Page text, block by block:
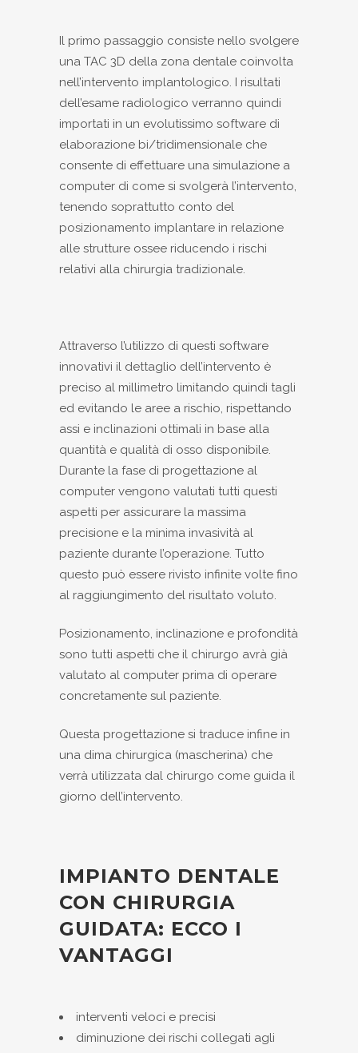
Il primo passaggio consiste nello svolgere
una TAC 3D della zona dentale coinvolta
nell’intervento implantologico. I risultati
dell’esame radiologico verranno quindi
importati in un evolutissimo software di
elaborazione bi/tridimensionale che
consente di effettuare una simulazione a
computer di come si svolgerà l’intervento,
tenendo soprattutto conto del
posizionamento implantare in relazione
alle strutture ossee riducendo i rischi
relativi alla chirurgia tradizionale.
Attraverso l’utilizzo di questi software
innovativi il dettaglio dell’intervento è
preciso al millimetro limitando quindi tagli
ed evitando le aree a rischio, rispettando
assi e inclinazioni ottimali in base alla
quantità e qualità di osso disponibile.
Durante la fase di progettazione al
computer vengono valutati tutti questi
aspetti per assicurare la massima
precisione e la minima invasività al
paziente durante l’operazione. Tutto
questo può essere rivisto infinite volte fino
al raggiungimento del risultato voluto.
Posizionamento, inclinazione e profondità
sono tutti aspetti che il chirurgo avrà già
valutato al computer prima di operare
concretamente sul paziente.
Questa progettazione si traduce infine in
una dima chirurgica (mascherina) che
verrà utilizzata dal chirurgo come guida il
giorno dell’intervento.
IMPIANTO DENTALE
CON CHIRURGIA
GUIDATA: ECCO I
VANTAGGI
interventi veloci e precisi
diminuzione dei rischi collegati agli